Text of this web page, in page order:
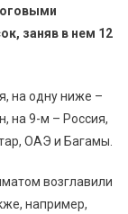
заняв в нем 12
на одну ниже –
на 9-м – Россия,
ОАЭ и Багамы.
возглавили
например,